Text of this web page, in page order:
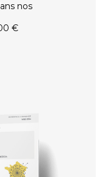
nos
€